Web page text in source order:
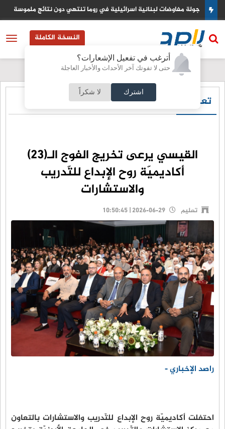
أترغب في تفعيل الإشعارات؟
حتى لا تفوتك آخر الأحداث والأخبار العاجلة
اشترك لا شكراً
دون نتائج ملموسة السعودية تتاهب لتصبح مركزا عالميا لتدفقات
النسخة الكاملة
تعليم
القيسي يرعى تخريج الفوج الـ(23)
أكاديميّة روح الإبداع للتّدريب
والاستشارات
تعليم
راصد الإخباري -
احتفلت أكاديميّة روح الإبداع للتّدريب والاستشارات بالتعاون